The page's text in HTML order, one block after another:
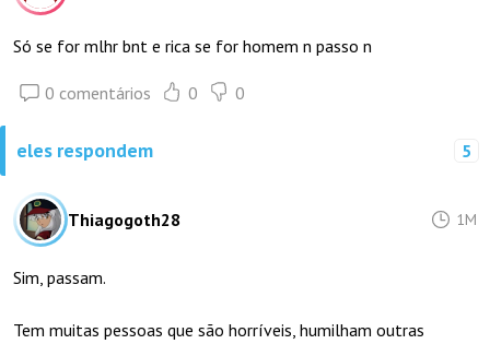
Só se for mlhr bnt e rica se for homem n passo n
0 comentários 0 0
eles respondem 5
Thiagogoth28 1M
Sim, passam.
Tem muitas pessoas que são horríveis, humilham outras